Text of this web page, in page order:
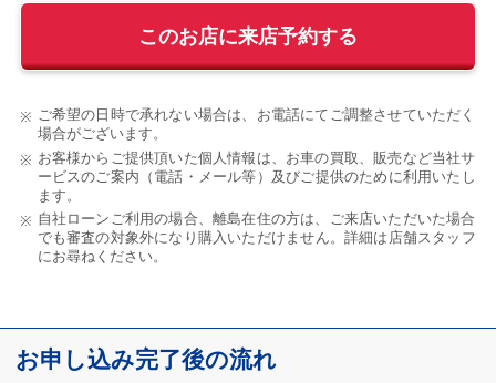
このお店に来店予約する
ご希望の日時で承れない場合は、お電話にてご調整させていただく
場合がございます。
お客様からご提供頂いた個人情報は、お車の買取、販売など当社サ
ービスのご案内（電話・メール等）及びご提供のために利用いたし
ます。
自社ローンご利用の場合、離島在住の方は、ご来店いただいた場合
でも審査の対象外になり購入いただけません。詳細は店舗スタッフ
にお尋ねください。
お申し込み完了後の流れ